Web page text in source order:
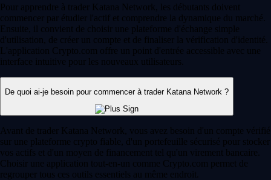
Pour apprendre à trader Katana Network, les débutants doivent
commencer par étudier l'actif et comprendre la dynamique du marché.
Ensuite, il convient de choisir une plateforme d'échange simple
d'utilisation, de créer un compte et de finaliser la vérification d'identité.
L'application Crypto.com offre un point d'entrée accessible avec une
interface intuitive pour les nouveaux utilisateurs.
De quoi ai-je besoin pour commencer à trader Katana Network ?
Avant de trader Katana Network, vous avez besoin d'un compte vérifié
sur une plateforme crypto fiable, d'un portefeuille sécurisé pour stocker
vos actifs et d'un moyen de financement tel qu'un virement bancaire.
Choisir une application tout-en-un comme Crypto.com permet de
regrouper tous ces outils essentiels au même endroit.